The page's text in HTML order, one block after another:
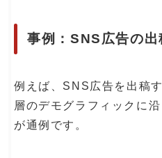
事例：SNS広告の出
例えば、SNS広告を出稿
層のデモグラフィックに
が通例です。